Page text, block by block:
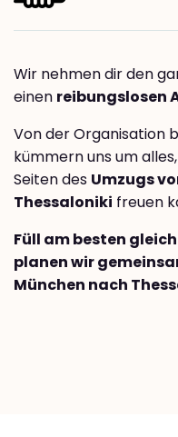
Wir nehmen dir den
einen reibungslosen
Von der Organisation
kümmern uns um
Seiten des Umzugs
Thessaloniki freuen
Füll am besten gleich
planen wir
München nach